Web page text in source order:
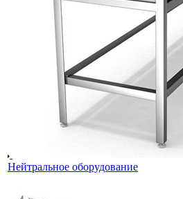
Нейтральное оборудование